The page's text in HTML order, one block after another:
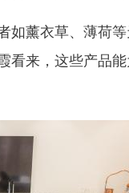
如薰衣草、薄荷
看来，这些产品